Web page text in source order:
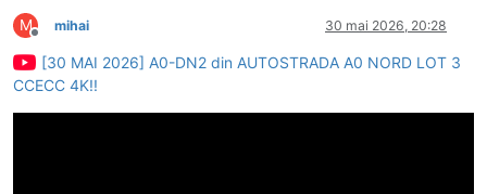
M
Deconectat
mihai 30 mai 2026, 20:28
[30 MAI 2026] A0-DN2 din AUTOSTRADA A0 NORD LOT 3
CCECC 4K!!